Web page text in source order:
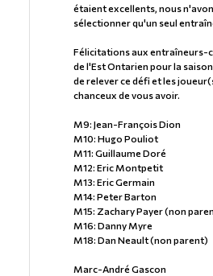
étaient excellents, nous
sélectionner qu'un seul
Félicitations aux entraîneurs-
de l'Est Ontarien pour la
de relever ce défi et les
chanceux de vous avoir.
M9: Jean-François Dion
M10: Hugo Pouliot
M11: Guillaume Doré
M12: Eric Montpetit
M13: Eric Germain
M14: Peter Barton
M15: Zachary Payer (non
M16: Danny Myre
M18: Dan Neault (non parent)
Marc-André Gascon